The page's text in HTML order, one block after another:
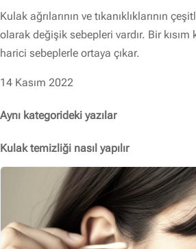
Kulak ağrılarının ve tıkanıklıklarının
olarak değişik sebepleri vardır. Bir kısım
harici sebeplerle ortaya çıkar.
14 Kasım 2022
Aynı kategorideki yazılar
Kulak temizliği nasıl yapılır